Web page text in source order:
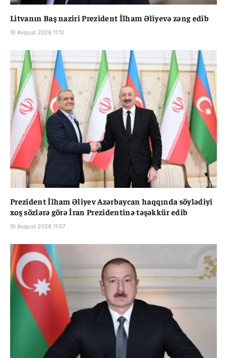
Litvanın Baş naziri Prezident İlham Əliyevə zəng edib
10 Avqust 2026 11:12
Prezident İlham Əliyev Azərbaycan haqqında söylədiyi
xoş sözlərə görə İran Prezidentinə təşəkkür edib
10 Avqust 2026 11:07